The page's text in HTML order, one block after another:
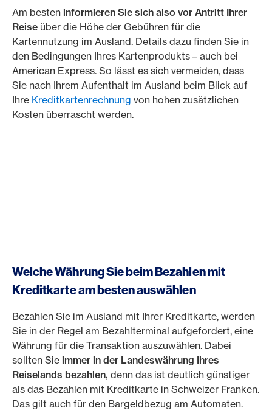
Am besten informieren Sie sich also vor Antritt Ihrer
Reise über die Höhe der Gebühren für die
Kartennutzung im Ausland. Details dazu finden Sie in
den Bedingungen Ihres Kartenprodukts – auch bei
American Express. So lässt es sich vermeiden, dass
Sie nach Ihrem Aufenthalt im Ausland beim Blick auf
Ihre Kreditkartenrechnung von hohen zusätzlichen
Kosten überrascht werden.
Welche Währung Sie beim Bezahlen mit
Kreditkarte am besten auswählen
Bezahlen Sie im Ausland mit Ihrer Kreditkarte, werden
Sie in der Regel am Bezahlterminal aufgefordert, eine
Währung für die Transaktion auszuwählen. Dabei
sollten Sie immer in der Landeswährung Ihres
Reiselands bezahlen, denn das ist deutlich günstiger
als das Bezahlen mit Kreditkarte in Schweizer Franken.
Das gilt auch für den Bargeldbezug am Automaten.